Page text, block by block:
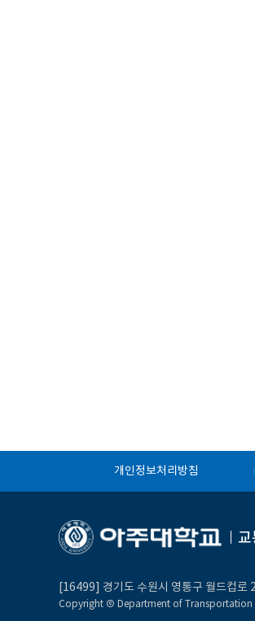
개인정보처리방침
[16499] 경기도 수원시 영통구 월드컵로
Copyright Ⓒ Department of Transportation